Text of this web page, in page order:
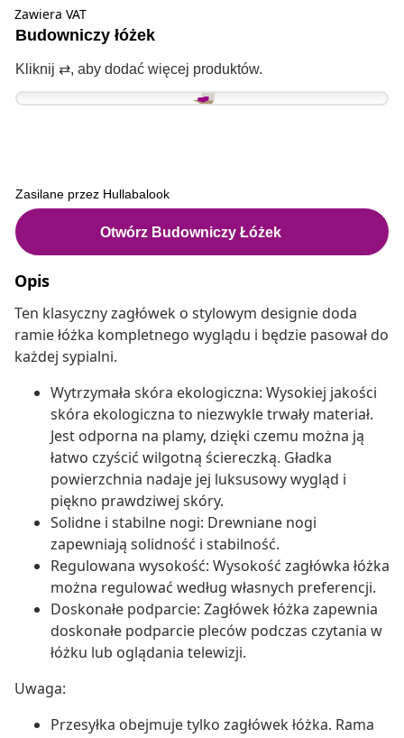
Zawiera VAT
Opis
Ten klasyczny zagłówek o stylowym designie doda
ramie łóżka kompletnego wyglądu i będzie pasował do
każdej sypialni.
Wytrzymała skóra ekologiczna: Wysokiej jakości
skóra ekologiczna to niezwykle trwały materiał.
Jest odporna na plamy, dzięki czemu można ją
łatwo czyścić wilgotną ściereczką. Gładka
powierzchnia nadaje jej luksusowy wygląd i
piękno prawdziwej skóry.
Solidne i stabilne nogi: Drewniane nogi
zapewniają solidność i stabilność.
Regulowana wysokość: Wysokość zagłówka łóżka
można regulować według własnych preferencji.
Doskonałe podparcie: Zagłówek łóżka zapewnia
doskonałe podparcie pleców podczas czytania w
łóżku lub oglądania telewizji.
Uwaga:
Przesyłka obejmuje tylko zagłówek łóżka. Rama